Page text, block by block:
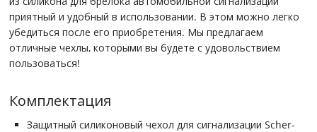
приятный и удобный в использовании. В этом можно легко
убедиться после его приобретения. Мы предлагаем
отличные чехлы, которыми вы будете с удовольствием
пользоваться!
Комплектация
Защитный силиконовый чехол для сигнализации Scher-